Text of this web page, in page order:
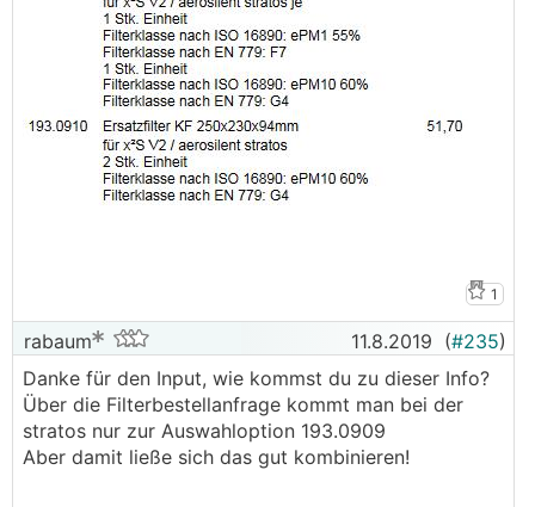
1
rabaum 11.8.2019 (#235)
Danke für den Input, wie kommst du zu dieser Info?
Über die Filterbestellanfrage kommt man bei der
stratos nur zur Auswahloption 193.0909
Aber damit ließe sich das gut kombinieren!